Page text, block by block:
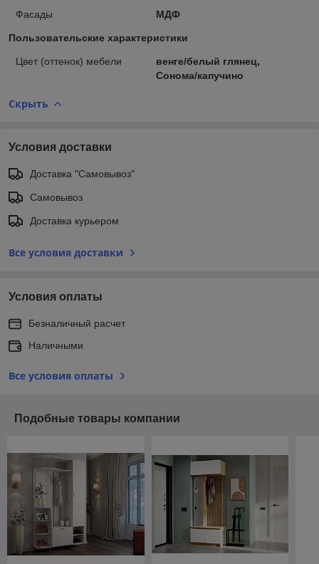
Фасады
МДФ
Пользовательские характеристики
Цвет (оттенок) мебели
венге/белый глянец,
Сонома/капучино
Скрыть
Условия доставки
Доставка "Самовывоз"
Самовывоз
Доставка курьером
Все условия доставки
Условия оплаты
Безналичный расчет
Наличными
Все условия оплаты
Подобные товары компании